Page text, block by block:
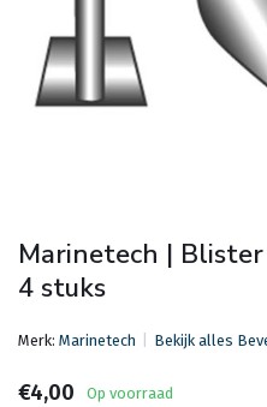
Marinetech |
4 stuks
Merk: Marinetech Bekijk alles
€4,00
Op voorraad